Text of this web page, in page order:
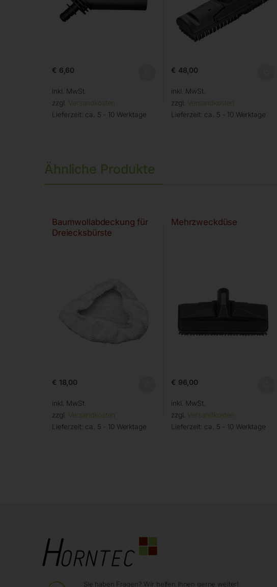
€ 6,60
inkl. MwSt.
zzgl. Versandkosten
Lieferzeit: ca. 5 - 10 Werktage
€ 48,00
inkl. MwSt.
zzgl. Versandkosten
Lieferzeit: ca. 5 - 10 Werktage
Ähnliche Produkte
Baumwollabdeckung für
Dreiecksbürste
€ 18,00
inkl. MwSt.
zzgl. Versandkosten
Lieferzeit: ca. 5 - 10 Werktage
Mehrzweckdüse
€ 96,00
inkl. MwSt.
zzgl. Versandkosten
Lieferzeit: ca. 5 - 10 Werktage
Sie haben Fragen? Wir helfen Ihnen gerne weiter!